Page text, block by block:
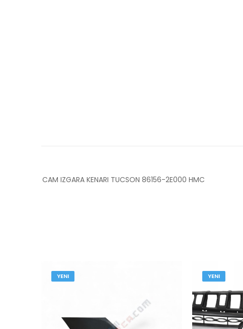
CAM IZGARA KENARI TUCSON 86156-2E000 HMC
YENI YENI